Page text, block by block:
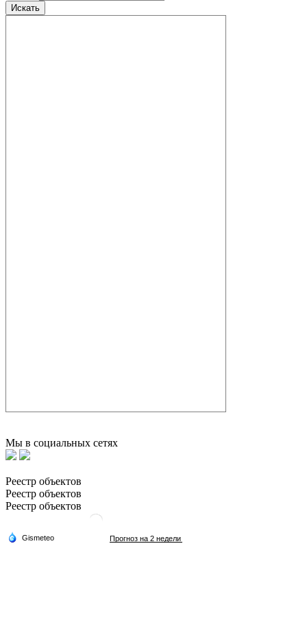
Искать
Мы в социальных сетях
Реестр объектов
Реестр объектов
Реестр объектов